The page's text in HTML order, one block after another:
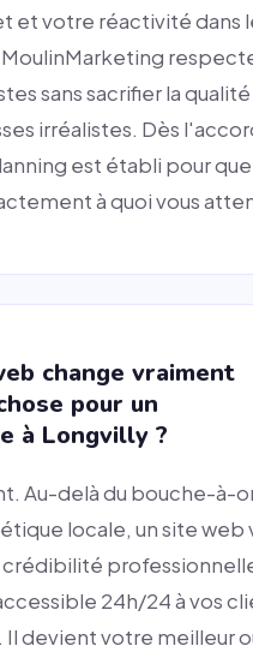
et votre réactivité dans
sans sacrifier la
irréalistes. Dès
est établi pour que
à quoi vous
change vraiment
pour un
à Longvilly ?
Au-delà du bouche-à-
locale, un site web
crédibilité
24h/24 à vos
devient votre meilleur